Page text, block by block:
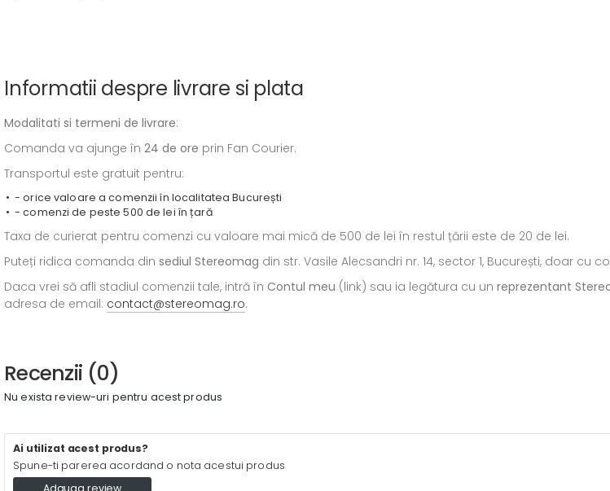
Informatii despre livrare si plata
Modalitati si termeni de livrare:
Comanda va ajunge în 24 de ore prin Fan Courier.
Transportul este gratuit pentru:
- orice valoare a comenzii în localitatea București
- comenzi de peste 500 de lei în țară
Taxa de curierat pentru comenzi cu valoare mai mică de 500 de lei în restul țării este de 20 de lei.
Puteți ridica comanda din sediul Stereomag din str. Vasile Alecsandri nr. 14, sector 1, București, doar
Daca vrei să afli stadiul comenzii tale, intră în Contul meu (link) sau ia legătura cu un reprezentant
adresa de email: contact@stereomag.ro.
Recenzii (0)
Nu exista review-uri pentru acest produs
Ai utilizat acest produs?
Spune-ti parerea acordand o nota acestui produs
Adauga review